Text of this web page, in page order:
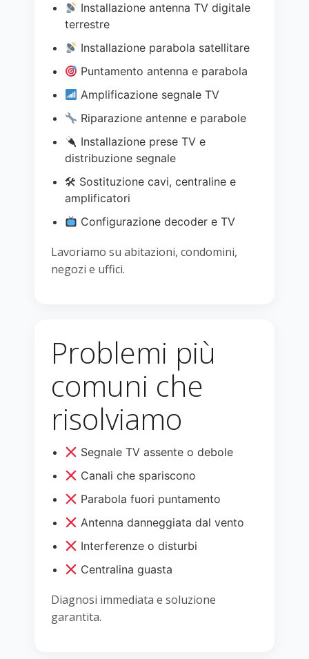
Installazione antenna TV digitale
terrestre
Installazione parabola satellitare
Puntamento antenna e parabola
Amplificazione segnale TV
Riparazione antenne e parabole
Installazione prese TV e
distribuzione segnale
🛠 Sostituzione cavi, centraline e
amplificatori
Configurazione decoder e TV
Lavoriamo su abitazioni, condomini,
negozi e uffici.
Problemi più
comuni che
risolviamo
Segnale TV assente o debole
Canali che spariscono
Parabola fuori puntamento
Antenna danneggiata dal vento
Interferenze o disturbi
Centralina guasta
Diagnosi immediata e soluzione
garantita.